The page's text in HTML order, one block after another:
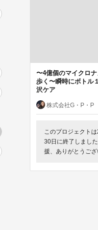
〜4億個のマイクロ
歩く〜瞬時にボトル
沢ケア
株式会社G・P・
このプロジェクト
30日に終了しまし
援、ありがとうござ